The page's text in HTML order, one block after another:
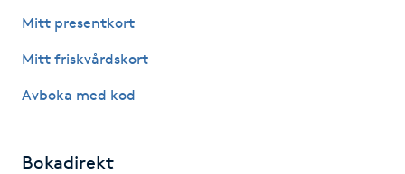
Kärlbehandling
Laserbehandling
Mitt presentkort
Mitt friskvårdskort
Avboka med kod
Bokadirekt